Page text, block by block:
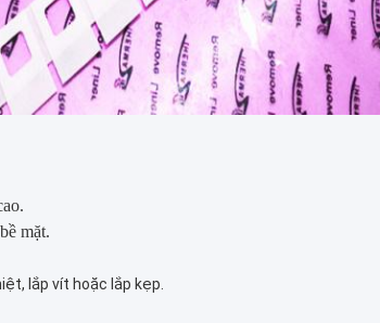
mặt.
lắp vít hoặc lắp kẹp.